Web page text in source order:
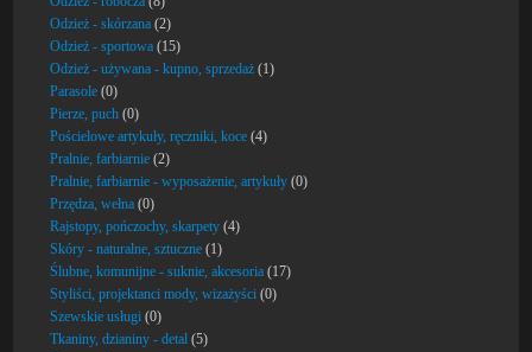
Odzież - skórzana (2)
Odzież - sportowa (15)
Odzież - używana - kupno, sprzedaż (1)
Parasole (0)
Pierze, puch (0)
Pościelowe artykuły, ręczniki, koce (4)
Pralnie, farbiarnie (2)
Pralnie, farbiarnie - wyposażenie, artykuły (0)
Przędza, wełna (0)
Rajstopy, pończochy, skarpety (4)
Skóry - naturalne, sztuczne (1)
Ślubne, komunijne - suknie, akcesoria (17)
Styliści, projektanci mody, wizażyści (0)
Szewskie usługi (0)
Tkaniny, dzianiny - detal (5)